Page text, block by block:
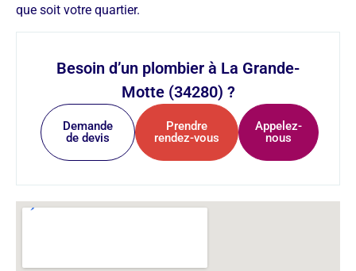
que soit votre quartier.
Besoin d’un plombier à La Grande-
Motte (34280) ?
Demande
de devis
Prendre
rendez-vous
Appelez-
nous